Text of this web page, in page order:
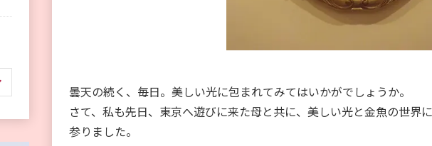
曇天の続く、毎日。美しい光に包まれてみてはいかがでしょうか。
さて、私も先日、東京へ遊びに来た母と共に、美しい光と金魚の世界
参りました。